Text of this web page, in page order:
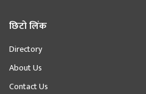
छिटो लिंक
Directory
About Us
Contact Us